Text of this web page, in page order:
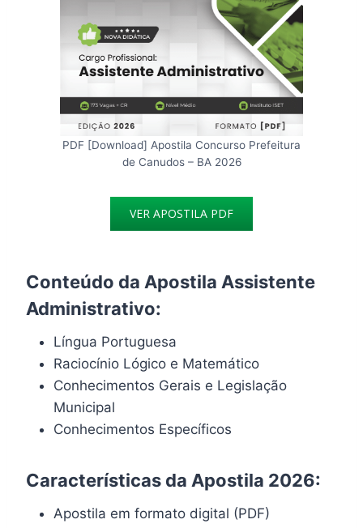
PDF [Download] Apostila Concurso Prefeitura
de Canudos – BA 2026
VER APOSTILA PDF
Conteúdo da Apostila Assistente
Administrativo:
Língua Portuguesa
Raciocínio Lógico e Matemático
Conhecimentos Gerais e Legislação
Municipal
Conhecimentos Específicos
Características da Apostila 2026:
Apostila em formato digital (PDF)